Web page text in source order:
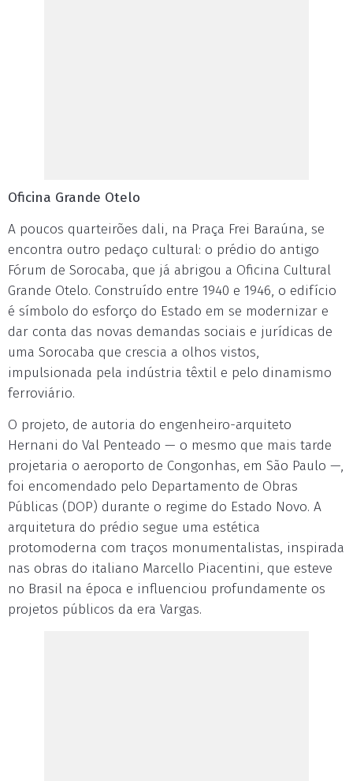
Oficina Grande Otelo
A poucos quarteirões dali, na Praça Frei Baraúna, se
encontra outro pedaço cultural: o prédio do antigo
Fórum de Sorocaba, que já abrigou a Oficina Cultural
Grande Otelo. Construído entre 1940 e 1946, o edifício
é símbolo do esforço do Estado em se modernizar e
dar conta das novas demandas sociais e jurídicas de
uma Sorocaba que crescia a olhos vistos,
impulsionada pela indústria têxtil e pelo dinamismo
ferroviário.
O projeto, de autoria do engenheiro-arquiteto
Hernani do Val Penteado — o mesmo que mais tarde
projetaria o aeroporto de Congonhas, em São Paulo —,
foi encomendado pelo Departamento de Obras
Públicas (DOP) durante o regime do Estado Novo. A
arquitetura do prédio segue uma estética
protomoderna com traços monumentalistas, inspirada
nas obras do italiano Marcello Piacentini, que esteve
no Brasil na época e influenciou profundamente os
projetos públicos da era Vargas.